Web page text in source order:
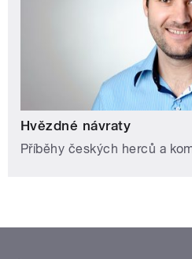
Hvězdné návraty
Příběhy českých herců a